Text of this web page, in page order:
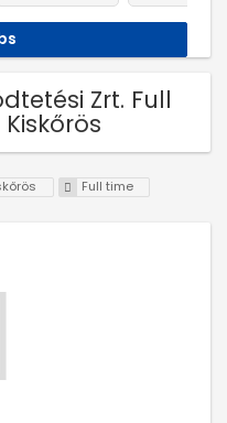
Zrt. Full
Full time